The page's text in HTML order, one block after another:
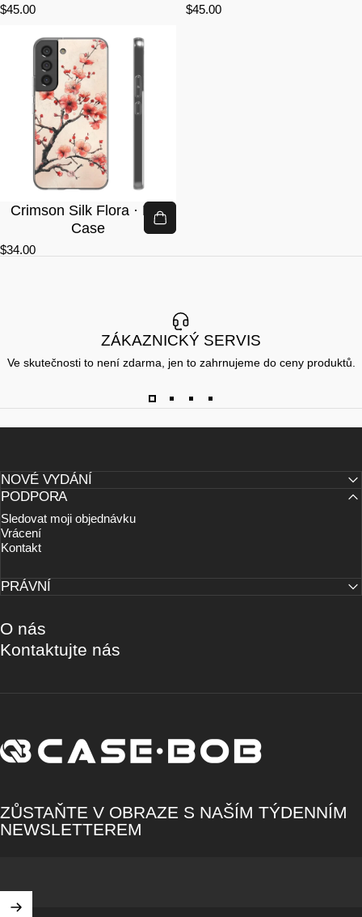
$45.00 $45.00
Crimson Silk Flora · Lite
Case
$34.00
ZÁKAZNICKÝ SERVIS
Ve skutečnosti to není zdarma, jen to zahrnujeme do ceny produktů.
NOVÉ VYDÁNÍ
PODPORA
Sledovat moji objednávku
Vrácení
Kontakt
PRÁVNÍ
O nás
Kontaktujte nás
CASE·BOB
ZŮSTAŇTE V OBRAZE S NAŠÍM TÝDENNÍM
NEWSLETTEREM